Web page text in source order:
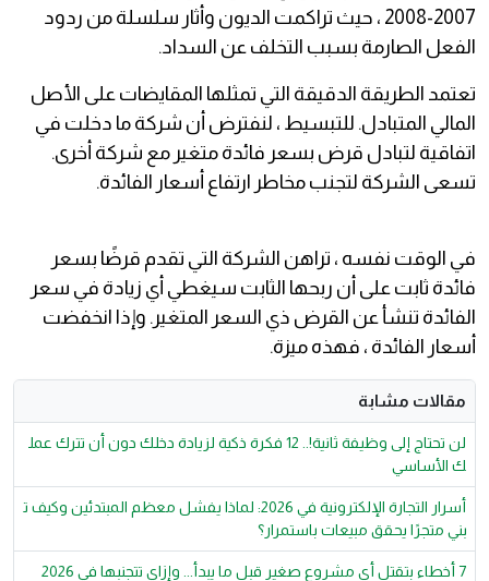
2007-2008 ، حيث تراكمت الديون وأثار سلسلة من ردود
الفعل الصارمة بسبب التخلف عن السداد.
تعتمد الطريقة الدقيقة التي تمثلها المقايضات على الأصل
المالي المتبادل. للتبسيط ، لنفترض أن شركة ما دخلت في
اتفاقية لتبادل قرض بسعر فائدة متغير مع شركة أخرى.
تسعى الشركة لتجنب مخاطر ارتفاع أسعار الفائدة.
في الوقت نفسه ، تراهن الشركة التي تقدم قرضًا بسعر
فائدة ثابت على أن ربحها الثابت سيغطي أي زيادة في سعر
الفائدة تنشأ عن القرض ذي السعر المتغير. وإذا انخفضت
أسعار الفائدة ، فهذه ميزة.
مقالات مشابة
لن تحتاج إلى وظيفة ثانية!.. 12 فكرة ذكية لزيادة دخلك دون أن تترك عمل
ك الأساسي
أسرار التجارة الإلكترونية في 2026: لماذا يفشل معظم المبتدئين وكيف ت
بني متجرًا يحقق مبيعات باستمرار؟
7 أخطاء بتقتل أي مشروع صغير قبل ما يبدأ... وإزاي تتجنبها في 2026